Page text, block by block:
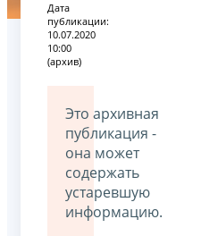
Дата
публикации:
10.07.2020
10:00
(архив)
Это архивная
публикация -
она может
содержать
устаревшую
информацию.